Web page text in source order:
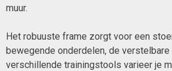
muur.
Het robuuste frame zorgt voor een
bewegende onderdelen, de verstelbare
verschillende trainingstools varieer je